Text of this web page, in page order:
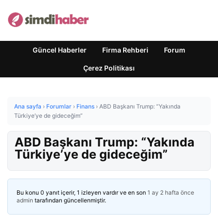
Güncel Haberler Firma Rehberi Forum
Çerez Politikası
Ana sayfa › Forumlar › Finans › ABD Başkanı Trump: “Yakında
Türkiye’ye de gideceğim”
ABD Başkanı Trump: “Yakında
Türkiye’ye de gideceğim”
Bu konu 0 yanıt içerir, 1 izleyen vardır ve en son 1 ay 2 hafta önce
admin tarafından güncellenmiştir.